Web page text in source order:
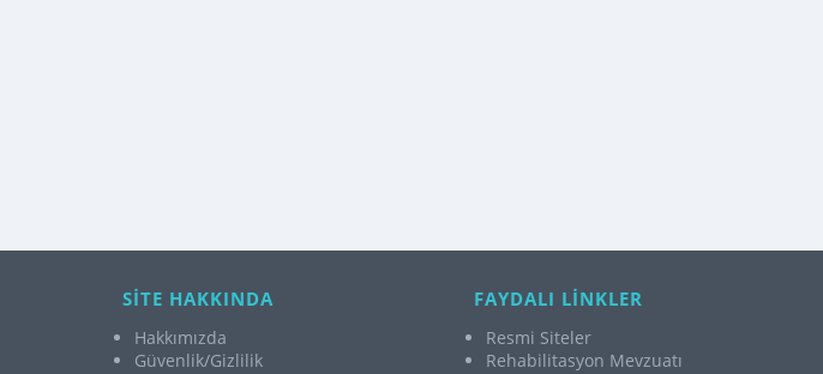
SİTE HAKKINDA
Hakkımızda
Güvenlik/Gizlilik
FAYDALI LİNKLER
Resmi Siteler
Rehabilitasyon Mevzuatı